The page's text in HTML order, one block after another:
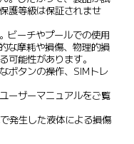
護等級は保証されませ
ビーチやプールでの使用
な摩耗や損傷、物理的損
可能性があります。
ボタンの操作、SIMトレ
ーザーマニュアルをご覧
発生した液体による損傷